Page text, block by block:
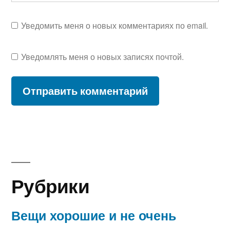
Уведомить меня о новых комментариях по email.
Уведомлять меня о новых записях почтой.
Рубрики
Вещи хорошие и не очень